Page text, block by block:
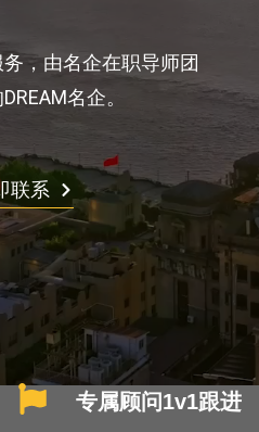
，由名企在职导师团
名企。
联系
专属顾问1v1跟进